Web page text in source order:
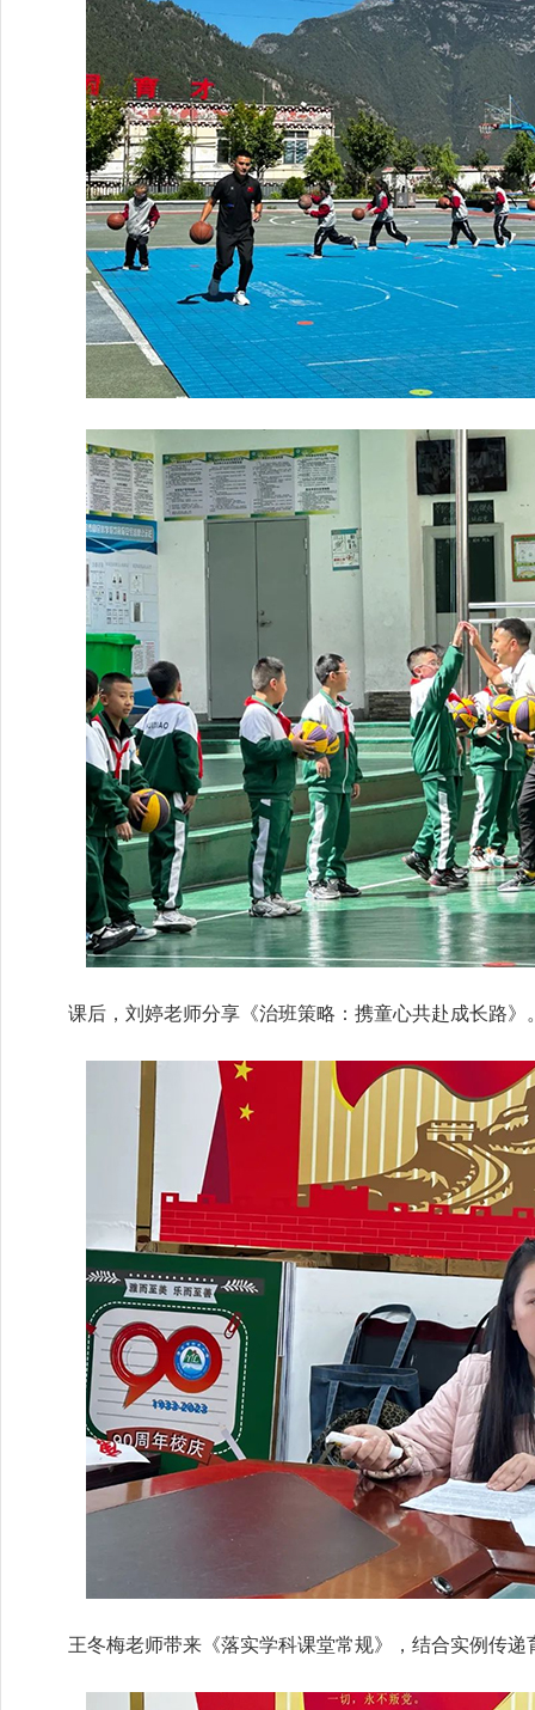
课后，刘婷老师分享《治班策略：携童心共赴成长路》
王冬梅老师带来《落实学科课堂常规》，结合实例传递